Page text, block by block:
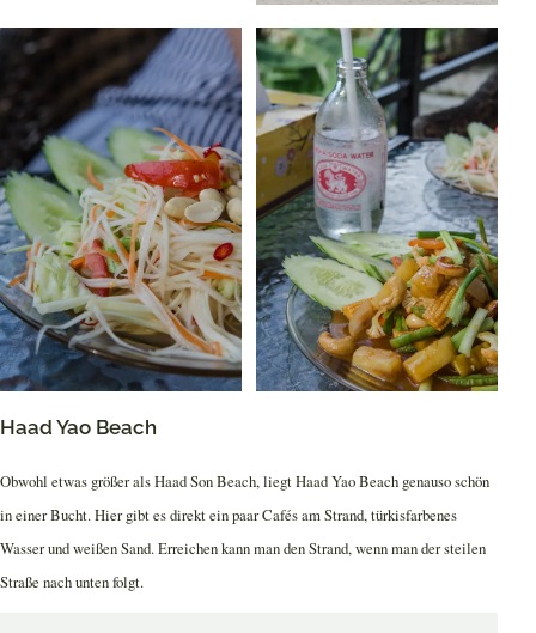
Haad Yao Beach
Obwohl etwas größer als Haad Son Beach, liegt Haad Yao Beach genauso schön
in einer Bucht. Hier gibt es direkt ein paar Cafés am Strand, türkisfarbenes
Wasser und weißen Sand. Erreichen kann man den Strand, wenn man der steilen
Straße nach unten folgt.